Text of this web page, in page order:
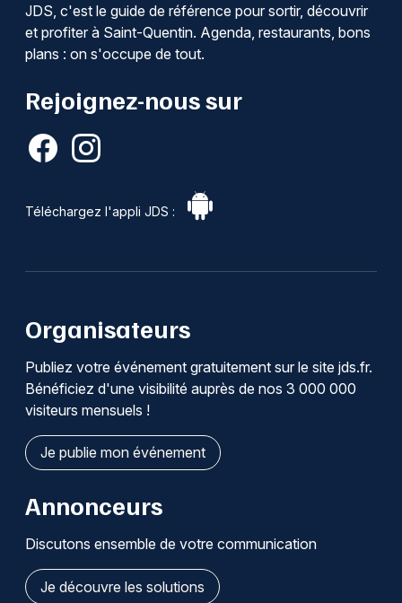
JDS, c'est le guide de référence pour sortir, découvrir
et profiter à Saint-Quentin. Agenda, restaurants, bons
plans : on s'occupe de tout.
Rejoignez-nous sur
Téléchargez l'appli JDS :
Organisateurs
Publiez votre événement gratuitement sur le site jds.fr.
Bénéficiez d'une visibilité auprès de nos 3 000 000
visiteurs mensuels !
Je publie mon événement
Annonceurs
Discutons ensemble de votre communication
Je découvre les solutions